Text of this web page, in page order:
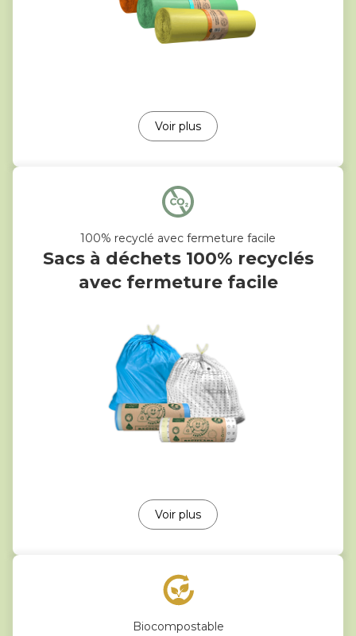
Voir plus
100% recyclé avec fermeture facile
Sacs à déchets 100% recyclés
avec fermeture facile
Voir plus
Biocompostable